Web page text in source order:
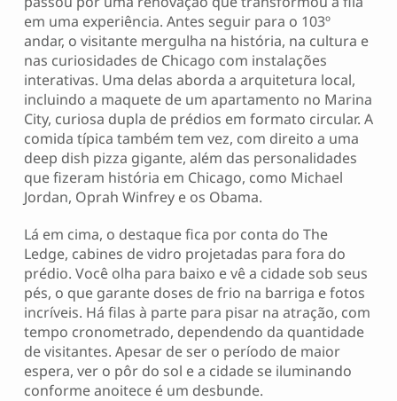
em uma experiência. Antes seguir para o 103º
andar, o visitante mergulha na história, na cultura e
nas curiosidades de Chicago com instalações
interativas. Uma delas aborda a arquitetura local,
incluindo a maquete de um apartamento no Marina
City, curiosa dupla de prédios em formato circular. A
comida típica também tem vez, com direito a uma
deep dish pizza gigante, além das personalidades
que fizeram história em Chicago, como Michael
Jordan, Oprah Winfrey e os Obama.
Lá em cima, o destaque fica por conta do The
Ledge, cabines de vidro projetadas para fora do
prédio. Você olha para baixo e vê a cidade sob seus
pés, o que garante doses de frio na barriga e fotos
incríveis. Há filas à parte para pisar na atração, com
tempo cronometrado, dependendo da quantidade
de visitantes. Apesar de ser o período de maior
espera, ver o pôr do sol e a cidade se iluminando
conforme anoitece é um desbunde.